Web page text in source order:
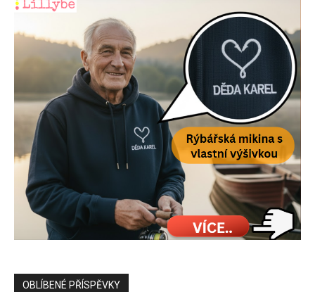
OBLÍBENÉ PŘÍSPĚVKY